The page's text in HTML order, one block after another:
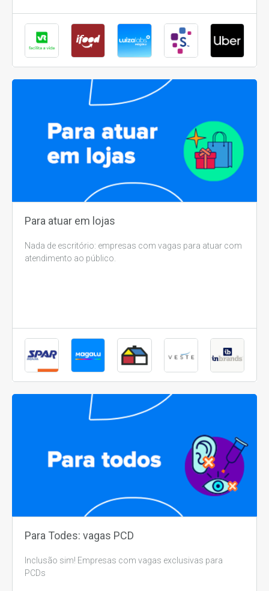
Para atuar em lojas
Nada de escritório: empresas com vagas para atuar com
atendimento ao público.
Para Todes: vagas PCD
Inclusão sim! Empresas com vagas exclusivas para
PCDs